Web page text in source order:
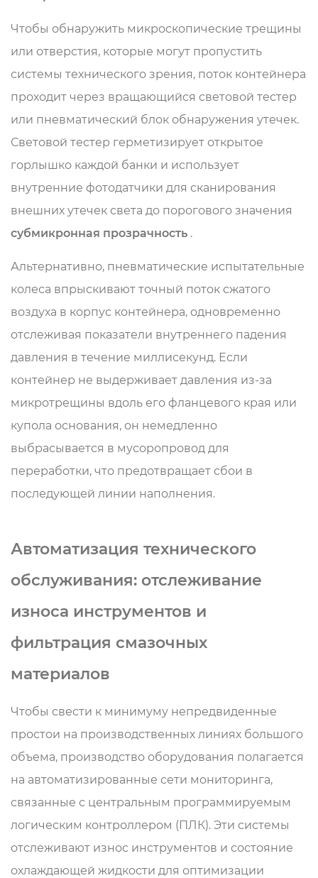
Чтобы обнаружить микроскопические трещины
или отверстия, которые могут пропустить
системы технического зрения, поток контейнера
проходит через вращающийся световой тестер
или пневматический блок обнаружения утечек.
Световой тестер герметизирует открытое
горлышко каждой банки и использует
внутренние фотодатчики для сканирования
внешних утечек света до порогового значения
субмикронная прозрачность .
Альтернативно, пневматические испытательные
колеса впрыскивают точный поток сжатого
воздуха в корпус контейнера, одновременно
отслеживая показатели внутреннего падения
давления в течение миллисекунд. Если
контейнер не выдерживает давления из-за
микротрещины вдоль его фланцевого края или
купола основания, он немедленно
выбрасывается в мусоропровод для
переработки, что предотвращает сбои в
последующей линии наполнения.
Автоматизация технического
обслуживания: отслеживание
износа инструментов и
фильтрация смазочных
материалов
Чтобы свести к минимуму непредвиденные
простои на производственных линиях большого
объема, производство оборудования полагается
на автоматизированные сети мониторинга,
связанные с центральным программируемым
логическим контроллером (ПЛК). Эти системы
отслеживают износ инструментов и состояние
охлаждающей жидкости для оптимизации